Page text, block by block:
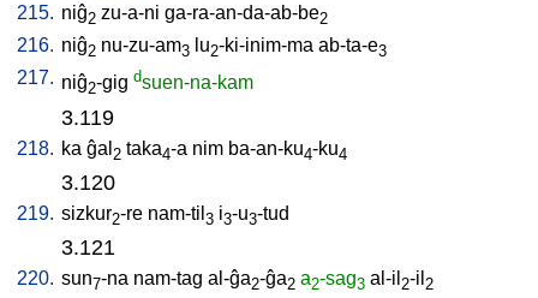
215. niĝ2 zu-a-ni ga-ra-an-da-ab-be2
216. niĝ2 nu-zu-am3 lu2-ki-inim-ma ab-ta-e3
217. niĝ2-gig dsuen-na-kam
3.119
218. ka ĝal 2 taka4-a nim ba-an-ku4-ku4
3.120
219. sizkur2-re nam-til 3 i3-u3-tud
3.121
220. sun7-na nam-tag al-ĝa2-ĝa2 a2-sag3 al-il 2-il 2